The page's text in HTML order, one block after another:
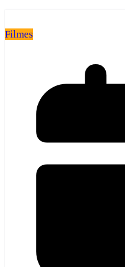
Filmes